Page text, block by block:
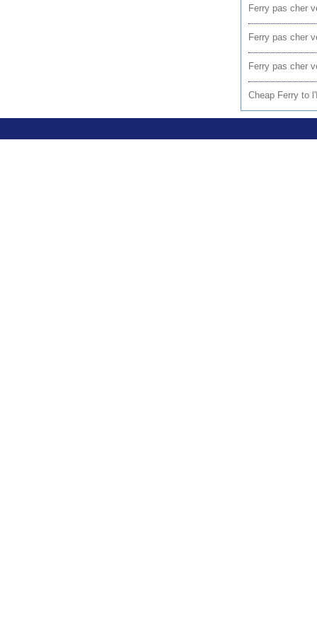
Ferry pas cher
Ferry pas cher
Ferry pas cher
Cheap Ferry to